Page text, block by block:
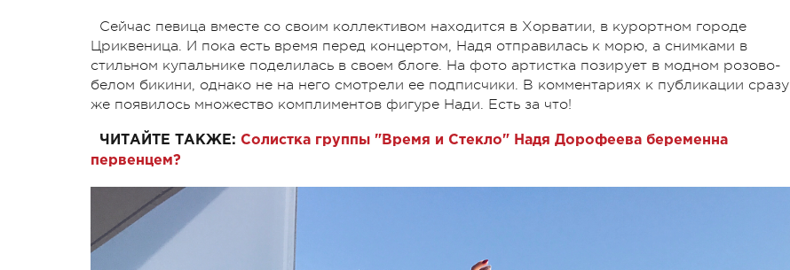
Сейчас певица вместе со своим коллективом находится в Хорватии, в курортном городе
Цриквеница. И пока есть время перед концертом, Надя отправилась к морю, а снимками в
стильном купальнике поделилась в своем блоге. На фото артистка позирует в модном розово-
белом бикини, однако не на него смотрели ее подписчики. В комментариях к публикации сразу
же появилось множество комплиментов фигуре Нади. Есть за что!
ЧИТАЙТЕ ТАКЖЕ: Солистка группы "Время и Стекло" Надя Дорофеева беременна
первенцем?